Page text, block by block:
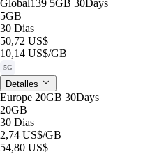
Global139 5GB 30Days
5GB
30 Dias
50,72 US$
10,14 US$/GB
5G
Detalles
Europe 20GB 30Days
20GB
30 Dias
2,74 US$/GB
54,80 US$